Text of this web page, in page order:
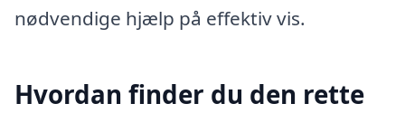
nødvendige hjælp på effektiv vis.
Hvordan finder du den rette